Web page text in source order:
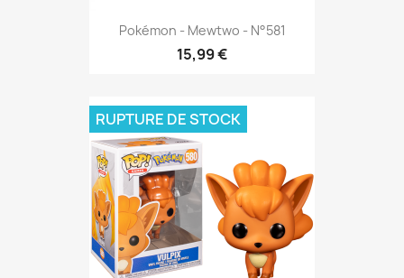
Pokémon - Mewtwo - N°581
15,99 €
RUPTURE DE STOCK